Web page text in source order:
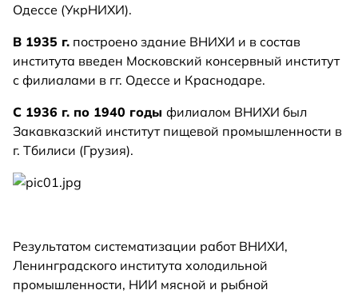
Одессе (УкрНИХИ).
В 1935 г. построено здание ВНИХИ и в состав
института введен Московский консервный институт
с филиалами в гг. Одессе и Краснодаре.
С 1936 г. по 1940 годы филиалом ВНИХИ был
Закавказский институт пищевой промышленности в
г. Тбилиси (Грузия).
Результатом систематизации работ ВНИХИ,
Ленинградского института холодильной
промышленности, НИИ мясной и рыбной